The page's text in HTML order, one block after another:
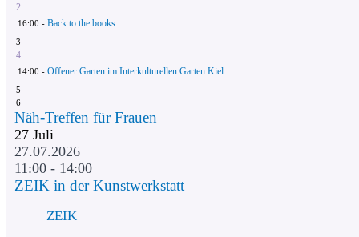
2
16:00 - Back to the books
3
4
14:00 - Offener Garten im Interkulturellen Garten Kiel
5
6
Näh-Treffen für Frauen
27 Juli
27.07.2026
11:00 - 14:00
ZEIK in der Kunstwerkstatt
ZEIK